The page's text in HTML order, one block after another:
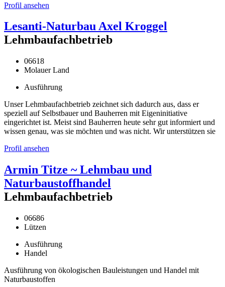
Profil ansehen
Lesanti-Naturbau Axel Kroggel
Lehmbaufachbetrieb
06618
Molauer Land
Ausführung
Unser Lehmbaufachbetrieb zeichnet sich dadurch aus, dass er
speziell auf Selbstbauer und Bauherren mit Eigeninitiative
eingerichtet ist. Meist sind Bauherren heute sehr gut informiert und
wissen genau, was sie möchten und was nicht. Wir unterstützen sie
Profil ansehen
Armin Titze ~ Lehmbau und
Naturbaustoffhandel
Lehmbaufachbetrieb
06686
Lützen
Ausführung
Handel
Ausführung von ökologischen Bauleistungen und Handel mit
Naturbaustoffen